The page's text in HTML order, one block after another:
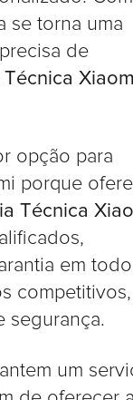
se torna uma
de
Técnica
opção para
porque
Técnica
em
competitivos,
segurança.
um